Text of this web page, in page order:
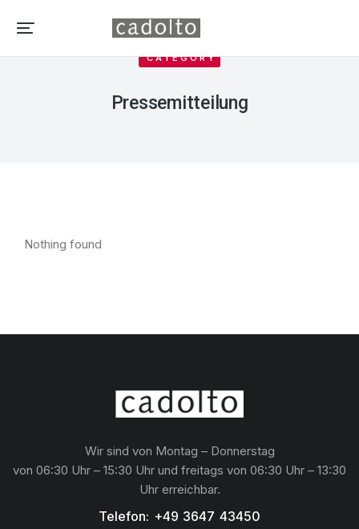
CATEGORY
Pressemitteilung
Nothing found
Wir sind von Montag – Donnerstag
von 06:30 Uhr – 15:30 Uhr und freitags von 06:30 Uhr – 13:30
Uhr erreichbar.
Telefon: +49 3647 43450